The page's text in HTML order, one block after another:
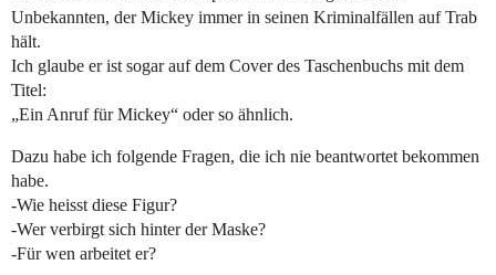
Unbekannten, der Mickey immer in seinen Kriminalfällen auf Trab
hält.
Ich glaube er ist sogar auf dem Cover des Taschenbuchs mit dem
Titel:
„Ein Anruf für Mickey“ oder so ähnlich.
Dazu habe ich folgende Fragen, die ich nie beantwortet bekommen
habe.
-Wie heisst diese Figur?
-Wer verbirgt sich hinter der Maske?
-Für wen arbeitet er?